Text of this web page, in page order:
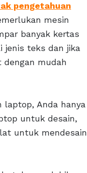
pengetahuan
mesin
banyak kertas
jenis teks dan jika
mudah
laptop, Anda hanya
untuk desain,
untuk mendesain